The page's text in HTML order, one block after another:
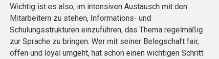
Wichtig ist es also, im intensiven Austausch mit den
Mitarbeitern zu stehen, Informations- und
Schulungsstrukturen einzuführen, das Thema regelmäßig
zur Sprache zu bringen. Wer mit seiner Belegschaft fair,
offen und loyal umgeht, hat schon einen wichtigen Schritt